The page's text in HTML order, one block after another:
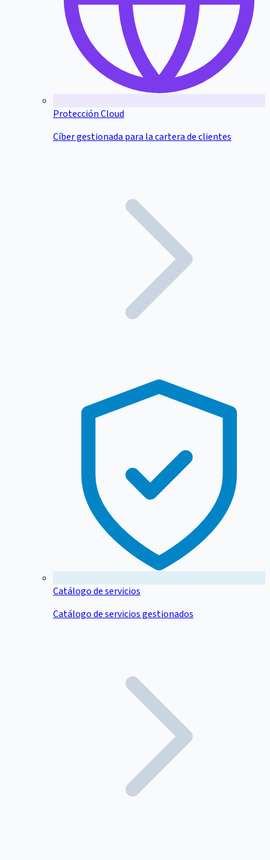
Protección Cloud
Cíber gestionada para la cartera de clientes
Catálogo de servicios
Catálogo de servicios gestionados